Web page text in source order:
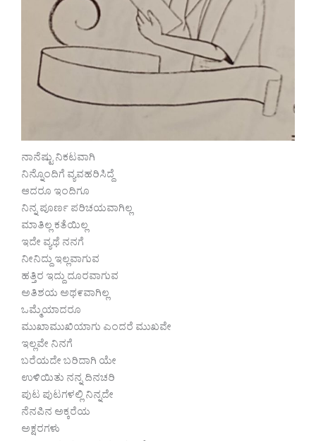
ನಾನೆಷ್ಟು ನಿಕಟವಾಗಿ
ನಿನ್ನೊಂದಿಗೆ ವ್ಯವಹರಿಸಿದ್ದೆ
ಆದರೂ ಇಂದಿಗೂ
ನಿನ್ನ ಪೂರ್ಣ ಪರಿಚಯವಾಗಿಲ್ಲ
ಮಾತಿಲ್ಲ ಕತೆಯಿಲ್ಲ
ಇದೇ ವ್ಯಥೆ ನನಗೆ
ನೀನಿದ್ದು ಇಲ್ಲವಾಗುವ
ಹತ್ತಿರ ಇದ್ದು ದೂರವಾಗುವ
ಅತಿಶಯ ಅಥ೯ವಾಗಿಲ್ಲ
ಒಮ್ಮೆಯಾದರೂ
ಮುಖಾಮುಖಿಯಾಗು ಎಂದರೆ ಮುಖವೇ
ಇಲ್ಲವೇ ನಿನಗೆ
ಬರೆಯದೇ ಬರಿದಾಗಿ ಯೇ
ಉಳಿಯಿತು ನನ್ನ ದಿನಚರಿ
ಪುಟ ಪುಟಗಳಲ್ಲಿ ನಿನ್ನದೇ
ನೆನಪಿನ ಅಕ್ಕರೆಯ
ಅಕ್ಷರಗಳು